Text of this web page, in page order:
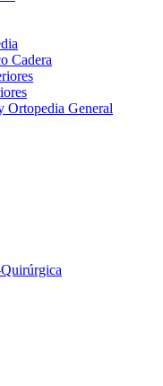
Cadera
Ortopedia General